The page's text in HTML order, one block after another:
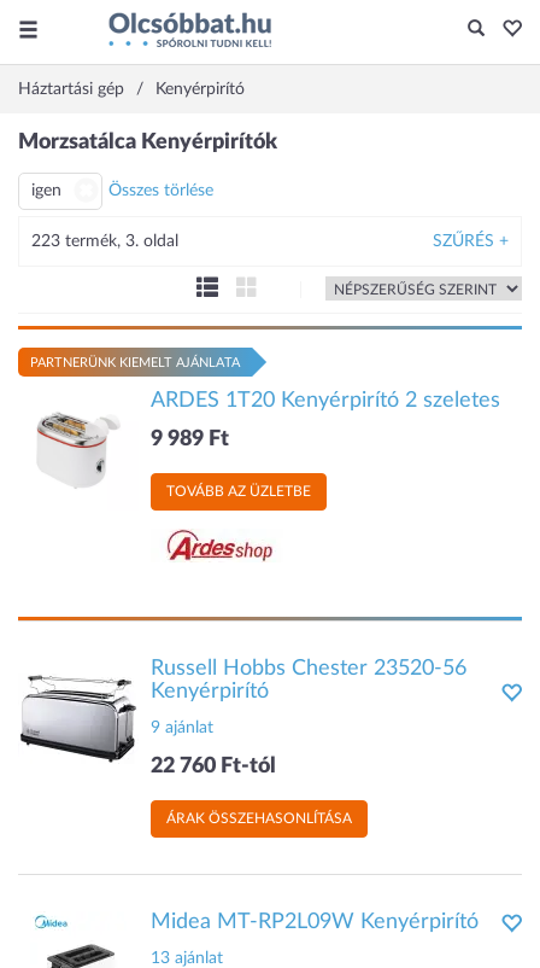
Háztartási gép Kenyérpirító
Morzsatálca Kenyérpirítók
igen Összes törlése
223 termék, 3. oldal SZŰRÉS +
PARTNERÜNK KIEMELT AJÁNLATA
ARDES 1T20 Kenyérpirító 2 szeletes
9 989 Ft
TOVÁBB AZ ÜZLETBE
Russell Hobbs Chester 23520-56
Kenyérpirító
9 ajánlat
22 760 Ft-tól
ÁRAK ÖSSZEHASONLÍTÁSA
Midea MT-RP2L09W Kenyérpirító
13 ajánlat